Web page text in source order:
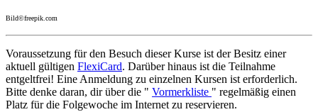
Bild©freepik.com
Voraussetzung für den Besuch dieser Kurse ist der Besitz einer
aktuell gültigen FlexiCard. Darüber hinaus ist die Teilnahme
entgeltfrei! Eine Anmeldung zu einzelnen Kursen ist erforderlich.
Bitte denke daran, dir über die " Vormerkliste " regelmäßig einen
Platz für die Folgewoche im Internet zu reservieren.